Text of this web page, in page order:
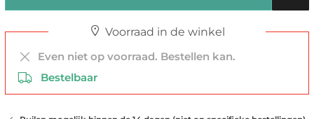
Voorraad in de winkel
Even niet op voorraad. Bestellen kan.
Bestelbaar